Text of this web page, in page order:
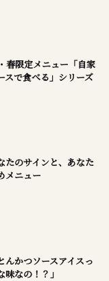
春限定メニュー「自家
スで食べる」シリーズ
たのサインと、あなた
メニュー
んかつソースアイスっ
味なの！？」